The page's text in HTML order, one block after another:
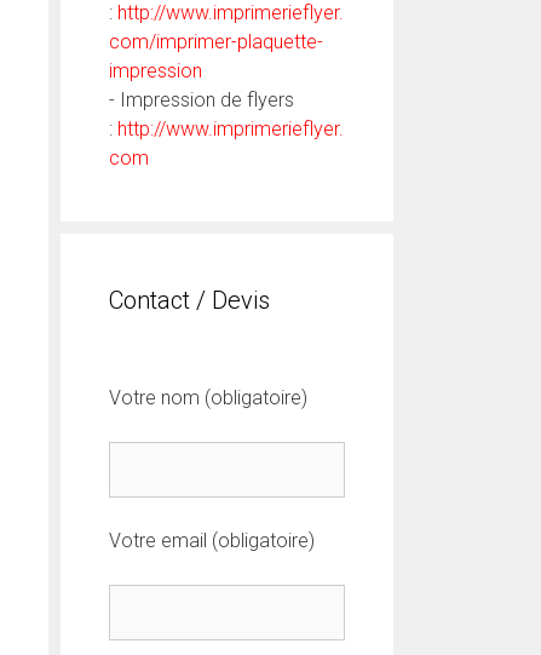
: http://www.imprimerieflyer.
com/imprimer-plaquette-
impression
- Impression de flyers
: http://www.imprimerieflyer.
com
Contact / Devis
Votre nom (obligatoire)
Votre email (obligatoire)